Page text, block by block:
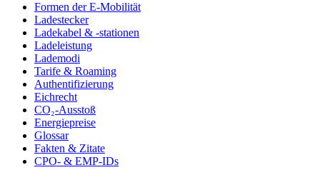
Formen der E-Mobilität
Ladestecker
Ladekabel & -stationen
Ladeleistung
Lademodi
Tarife & Roaming
Authentifizierung
Eichrecht
CO₂-Ausstoß
Energiepreise
Glossar
Fakten & Zitate
CPO- & EMP-IDs